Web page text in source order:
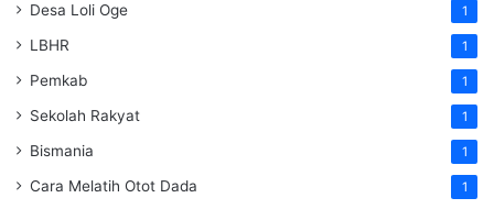
Desa Loli Oge 1
LBHR 1
Pemkab 1
Sekolah Rakyat 1
Bismania 1
Cara Melatih Otot Dada 1